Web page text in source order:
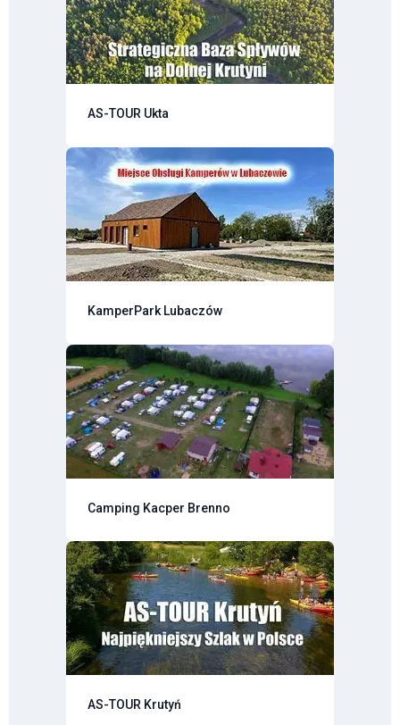
AS-TOUR Ukta
KamperPark Lubaczów
Camping Kacper Brenno
AS-TOUR Krutyń